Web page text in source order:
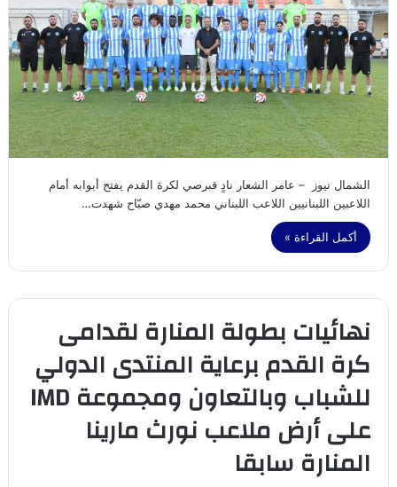
الشمال نيوز – عامر الشعار نادٍ قبرصي لكرة القدم يفتح أبوابه أمام
اللاعبين اللبنانيين اللاعب اللبناني محمد مهدي صبّاح شهدت…
أكمل القراءة »
نهائيات بطولة المنارة لقدامى
كرة القدم برعاية المنتدى الدولي
للشباب وبالتعاون ومجموعة IMD
على أرض ملاعب نورث مارينا
المنارة سابقا